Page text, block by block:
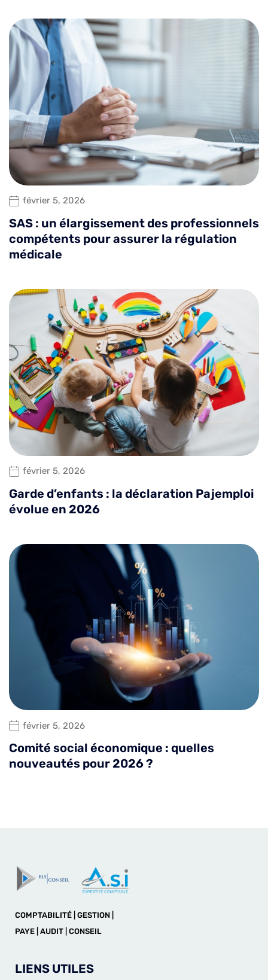
février 5, 2026
SAS : un élargissement des professionnels
compétents pour assurer la régulation
médicale
février 5, 2026
Garde d’enfants : la déclaration Pajemploi
évolue en 2026
février 5, 2026
Comité social économique : quelles
nouveautés pour 2026 ?
COMPTABILITÉ | GESTION |
PAYE | AUDIT | CONSEIL
LIENS UTILES